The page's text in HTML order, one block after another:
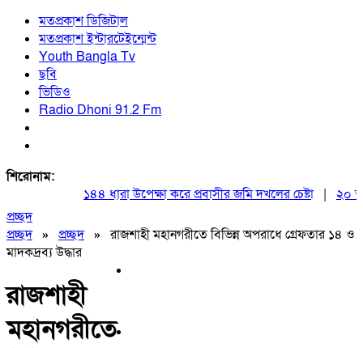
মতপ্রকাশ ডিজিটাল
মতপ্রকাশ ইন্টারটেইন্মেন্ট
Youth Bangla Tv
ছবি
ভিডিও
Radio Dhoni 91.2 Fm
শিরোনাম:
১৪৪ ধারা উপেক্ষা করে প্রবাসীর জমি দখলের চেষ্টা| ২০
প্রচ্ছদ
প্রচ্ছদ» প্রচ্ছদ»রাজশাহী মহানগরীতে বিভিন্ন অপরাধে গ্রেফতার ১৪ ও
মাদকদ্রব্য উদ্ধার
রাজশাহী
মহানগরীতে